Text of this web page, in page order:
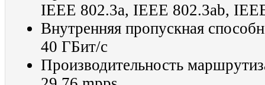
IEEE 802.3a, IEEE 802.3ab,
Внутренняя пропускная
40 ГБит/с
Производительность